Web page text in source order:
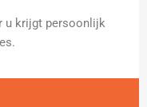
u krijgt persoonlijk